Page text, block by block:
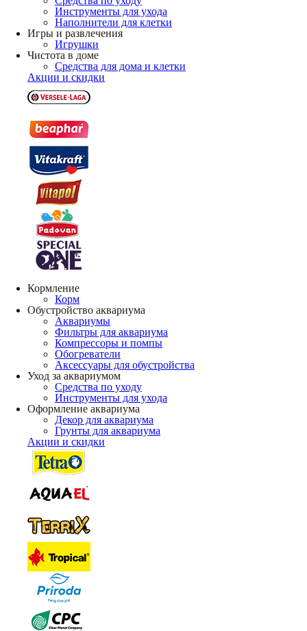
Инструменты для ухода
Наполнители для клетки
Игры и развлечения
Игрушки
Чистота в доме
Средства для дома и клетки
Акции и скидки
Кормление
Корм
Обустройство аквариума
Аквариумы
Фильтры для аквариума
Компрессоры и помпы
Обогреватели
Аксессуары для обустройства
Уход за аквариумом
Средства по уходу
Инструменты для ухода
Оформление аквариума
Декор для аквариума
Грунты для аквариума
Акции и скидки